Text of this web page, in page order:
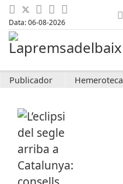
Data: 06-08-2026
Publicador Hemeroteca